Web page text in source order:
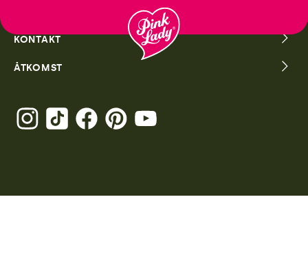
till
KONTAKT
ÅTKOMST